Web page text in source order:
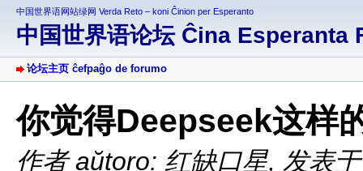
中国世界语网站绿网 Verda Reto – koni Ĉinion per Esperanto
中国世界语论坛 Ĉina Esperanta
论坛主页 ĉefpaĝo de forumo
你觉得Deepseek这样
作者 aŭtoro: 红缺口星, 发表